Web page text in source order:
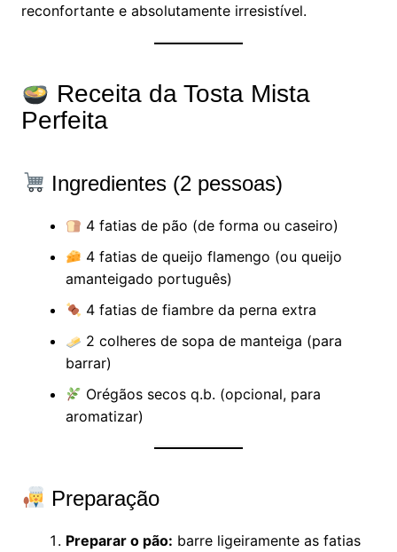
reconfortante e absolutamente irresistível.
Receita da Tosta Mista
Perfeita
Ingredientes (2 pessoas)
4 fatias de pão (de forma ou caseiro)
4 fatias de queijo flamengo (ou queijo
amanteigado português)
4 fatias de fiambre da perna extra
2 colheres de sopa de manteiga (para
barrar)
Orégãos secos q.b. (opcional, para
aromatizar)
Preparação
Preparar o pão: barre ligeiramente as fatias